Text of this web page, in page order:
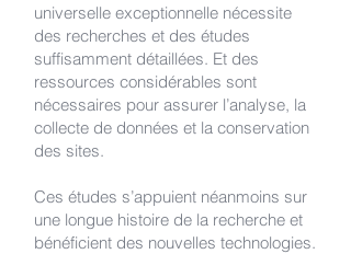
universelle exceptionnelle nécessite
des recherches et des études
suffisamment détaillées. Et des
ressources considérables sont
nécessaires pour assurer l’analyse, la
collecte de données et la conservation
des sites.
Ces études s’appuient néanmoins sur
une longue histoire de la recherche et
bénéficient des nouvelles technologies.